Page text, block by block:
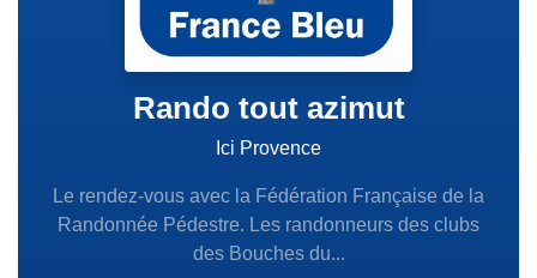
Rando tout azimut
Ici Provence
Le rendez-vous avec la Fédération Française de la
Randonnée Pédestre. Les randonneurs des clubs
des Bouches du...